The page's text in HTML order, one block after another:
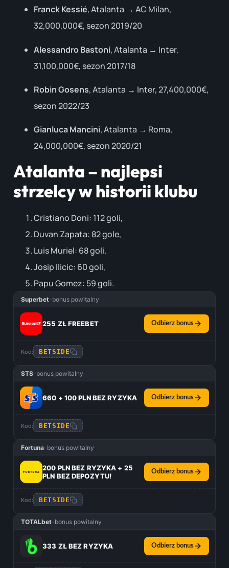
Franck Kessié, Atalanta → AC Milan,
32,000,000€, sezon 2019/20
Alessandro Bastoni, Atalanta → Inter,
31,100,000€, sezon 2017/18
Robin Gosens, Atalanta → Inter, 27,400,000€,
sezon 2022/23
Gianluca Mancini, Atalanta → Roma,
24,000,000€, sezon 2020/21
Atalanta – najlepsi
strzelcy w historii klubu
Cristiano Doni: 112 goli,
Duvan Zapata: 82 gole,
Luis Muriel: 68 goli,
Josip Ilicic: 60 goli,
Papu Gomez: 59 goli.
Superbet–bonus powitalny
255 ZŁ FREEBET Odbierz bonus
Kod: BETSIDE
STS–bonus powitalny
660 + 100 PLN BEZ RYZYKA Odbierz bonus
Kod: BETSIDE
Fortuna–bonus powitalny
200 PLN BEZ RYZYKA + 25
PLN BEZ DEPOZYTU!
Odbierz bonus
Kod: BETSIDE
TOTALbet–bonus powitalny
333 ZŁ BEZ RYZYKA Odbierz bonus